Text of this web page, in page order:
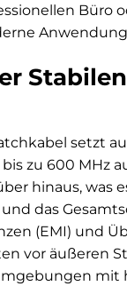
Büro
setzt
zu 600 MHz
hinaus,
das
(EMI) und
vor äußeren
mit